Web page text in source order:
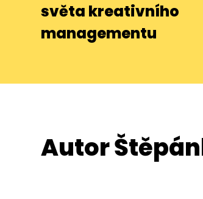
světa kreativního
managementu
Autor